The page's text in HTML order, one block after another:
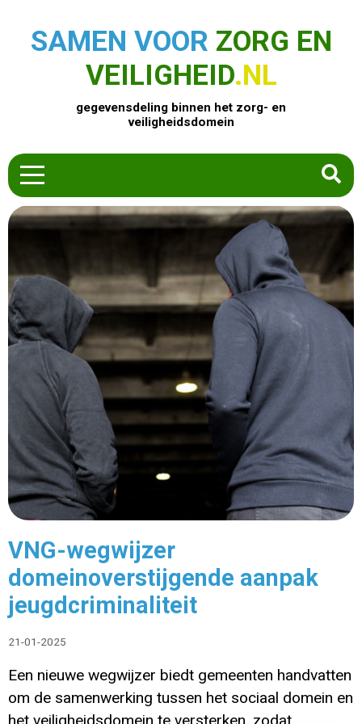
SAMEN VOOR ZORG EN
VEILIGHEID.NL
gegevensdeling binnen het zorg- en
veiligheidsdomein
HOME
ZOEK EEN PRODUCT
OVER ONS
CONTACT
COMMUNITY
VNG-wegwijzer
domeinoverstijgende aanpak
jeugdcriminaliteit
21-01-2025
Een nieuwe wegwijzer biedt gemeenten handvatten
om de samenwerking tussen het sociaal domein en